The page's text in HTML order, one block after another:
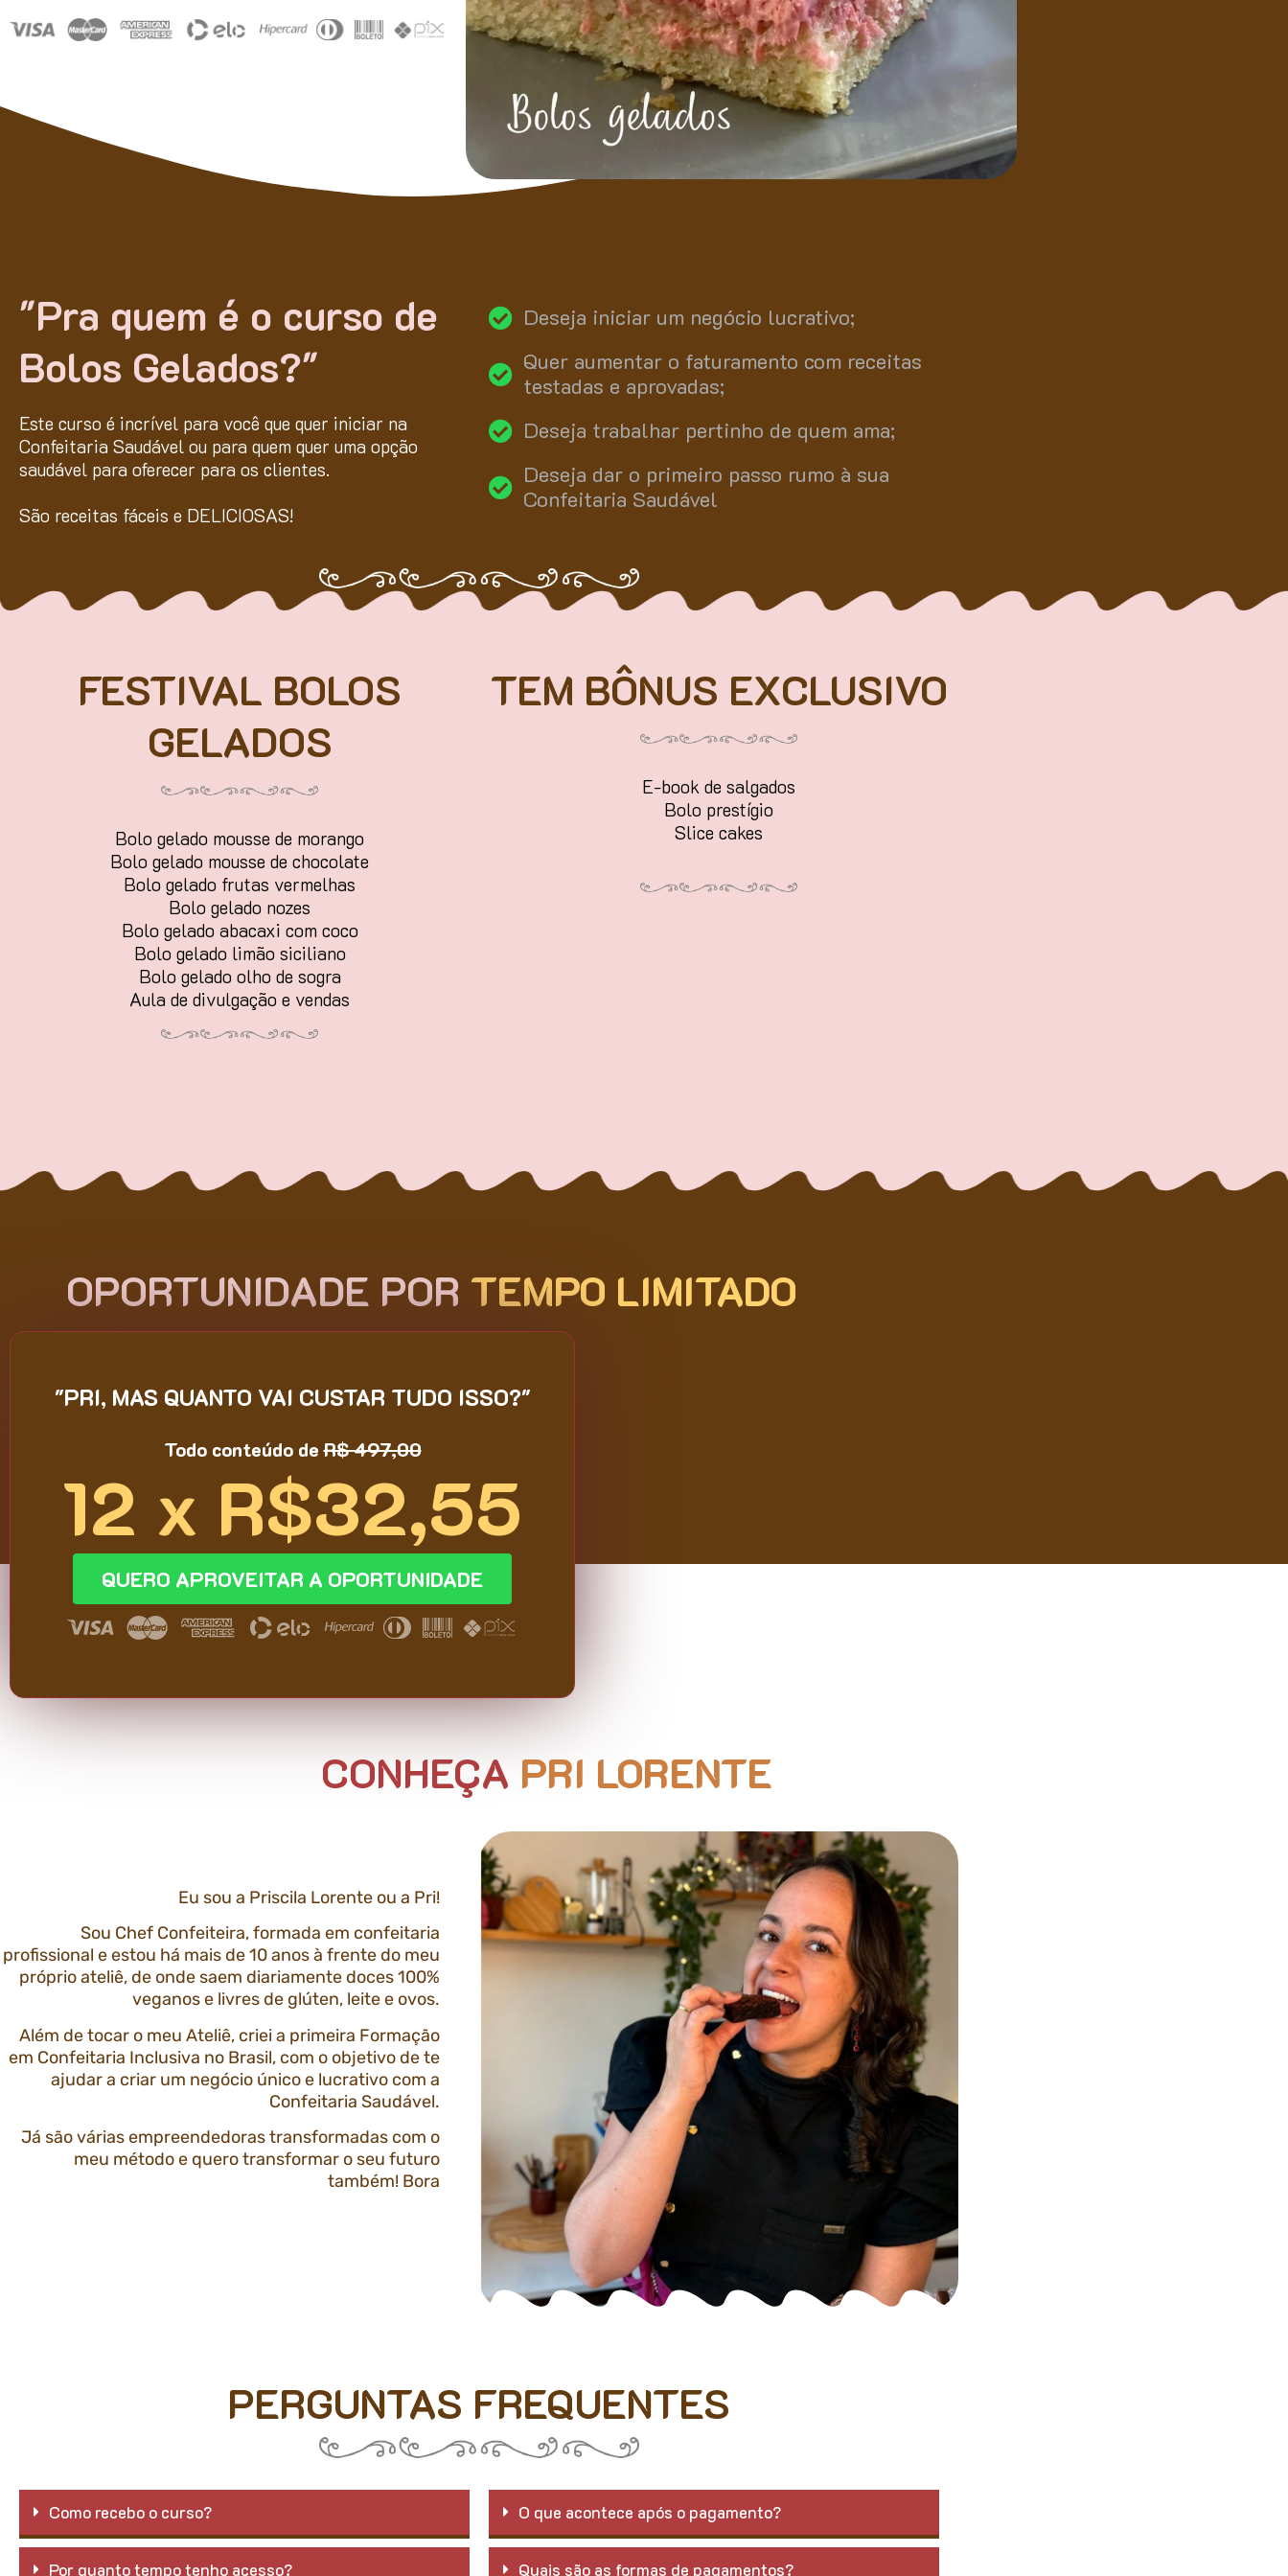
"Pra quem é o curso de
Bolos Gelados?"
Este curso é incrível para você que quer iniciar na
Confeitaria Saudável ou para quem quer uma opção
saudável para oferecer para os clientes.
São receitas fáceis e DELICIOSAS!
Deseja iniciar um negócio lucrativo;
Quer aumentar o faturamento com receitas
testadas e aprovadas;
Deseja trabalhar pertinho de quem ama;
Deseja dar o primeiro passo rumo à sua
Confeitaria Saudável
FESTIVAL BOLOS
GELADOS
Bolo gelado mousse de morango
Bolo gelado mousse de chocolate
Bolo gelado frutas vermelhas
Bolo gelado nozes
Bolo gelado abacaxi com coco
Bolo gelado limão siciliano
Bolo gelado olho de sogra
Aula de divulgação e vendas
TEM BÔNUS EXCLUSIVO
E-book de salgados
Bolo prestígio
Slice cakes
OPORTUNIDADE POR TEMPO LIMITADO
"PRI, MAS QUANTO VAI CUSTAR TUDO ISSO?"
Todo conteúdo deR$ 497,00
12 x R$32,55
QUERO APROVEITAR A OPORTUNIDADE
CONHEÇA PRI LORENTE
Eu sou a Priscila Lorente ou a Pri!
Sou Chef Confeiteira, formada em confeitaria
profissional e estou há mais de 10 anos à frente do meu
próprio ateliê, de onde saem diariamente doces 100%
veganos e livres de glúten, leite e ovos.
Além de tocar o meu Ateliê, criei a primeira Formação
em Confeitaria Inclusiva no Brasil, com o objetivo de te
ajudar a criar um negócio único e lucrativo com a
Confeitaria Saudável.
Já são várias empreendedoras transformadas com o
meu método e quero transformar o seu futuro
também! Bora
PERGUNTAS FREQUENTES
Como recebo o curso?
Por quanto tempo tenho acesso?
O que acontece após o pagamento?
Quais são as formas de pagamentos?